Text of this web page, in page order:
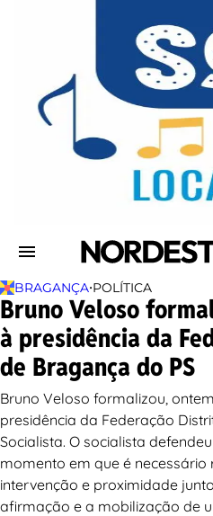
BRAGANÇA•POLÍTICA
Bruno Veloso
à presidência da
de Bragança do PS
Bruno Veloso formalizou,
presidência da Federação
Socialista. O socialista
momento em que é
intervenção e proximidade
afirmação e a mobilização de